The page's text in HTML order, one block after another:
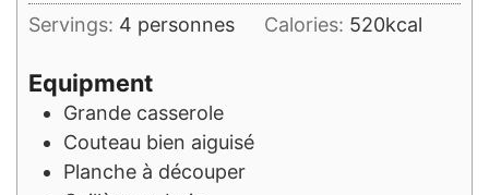
Servings: 4 personnes Calories: 520kcal
Equipment
Grande casserole
Couteau bien aiguisé
Planche à découper